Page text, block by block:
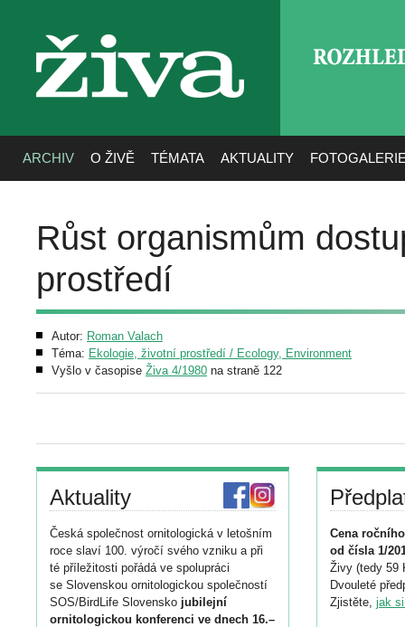
živa
ARCHIV O ŽIVĚ TÉMATA AKTUALITY
Růst organismům
prostředí
Autor: Roman Valach
Téma: Ekologie, životní prostředí / Ecology, Environment
Vyšlo v časopise Živa 4/1980 na straně 122
Aktuality
Česká společnost ornitologická v letošním
roce slaví 100. výročí svého vzniku a při
té příležitosti pořádá ve spolupráci
se Slovenskou ornitologickou společností
SOS/BirdLife Slovensko jubilejní
ornitologickou konferenci ve dnech 16.–
Cena
od čísla 1/
Živy (tedy 59
Dvouleté
Zjistěte, jak